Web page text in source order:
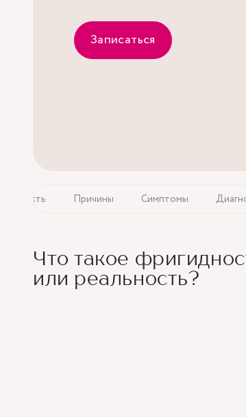
Записаться
Причины Симптомы
Что такое
или реальность?